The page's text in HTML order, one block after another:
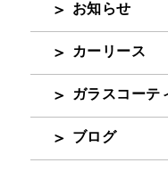
お知らせ
カーリース
ガラスコーテ
ブログ